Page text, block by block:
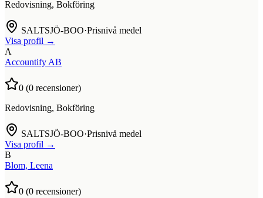
Redovisning, Bokföring
SALTSJÖ-BOO·Prisnivå medel
Visa profil →
A
Accountify AB
0 (0 recensioner)
Redovisning, Bokföring
SALTSJÖ-BOO·Prisnivå medel
Visa profil →
B
Blom, Leena
0 (0 recensioner)